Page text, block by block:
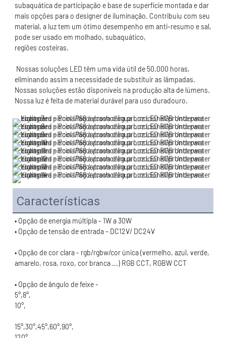
subaquática de participação e base de superfície montada e dar
mais opções para o designer de iluminação. Contribuiu com seu
material, a luz tem um ótimo desempenho em anti-resumo e sal,
eliminando assim a necessidade de substituir as lâmpadas.
Nossas soluções estão disponíveis na produção alta de lúmens.
Características
• Opção de cor clara - rgb/rgbw/cor única (vermelho, azul, verde,